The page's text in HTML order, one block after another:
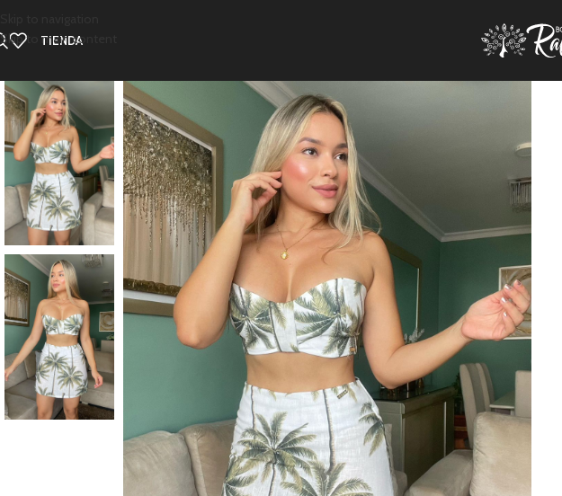
Skip to main content
TIENDA